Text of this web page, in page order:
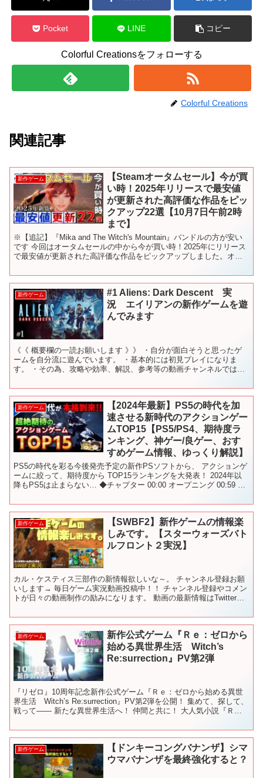
Pocket LINE コピー
Colorful Creationsをフォローする
Colorful Creations
関連記事
新作ゲーム
【Steamオータムセール】今が買
い時！2025年リリースで最安値
が更新された高評価な作品をピッ
クアップ22選【10月7日午前2時
まで】
※【追記】『Mika and The Witch's Mountain』バンドルの方が安い
です 今回はオータムセールの中から今が買い時！2025年にリリース
で最安値が更新された高評価な作品をピックアップしました。オー
新作ゲーム
#1 Aliens: Dark Descent 実
況 エイリアンの新作ゲームを遊
んでみます
《《 概要欄の一読お願いします 》》 ・自分が面白そうと思ったゲ
ームを自分流に遊んでいます。 ・基本的には初見プレイになりま
す。 ・その為、攻略や効率、解説、参考等の動画チャンネルではあ
新作ゲーム
【2024年最新】PS5の時代を加
速させる新時代のアクションゲー
ムTOP15【PS5/PS4、期待度ラ
ンキング、神ゲー/良ゲー、おす
すめゲーム情報、ゆっくり解説】
PS5の時代を彩る今後発売予定の新作PSソフトから、 アクションゲ
ームに絞って、期待度から TOP15ランキングを大発表！ 2024年以
降もPS5は止まらない… ◆チャプター 00:00 オープニング 00:59 15
新作ゲーム
【SWBF2】新作ゲームの情報楽
しみです。【スターウォーズバト
ルフロント２実況】
カル・ケスティス三部作の新情報欲しいな～。 チャンネル登録お願
いします→ 毎日ゲーム実況動画投稿中！！ チャンネル登録やコメン
トが日々の動画制作の励みになります。 動画の最新情報はTwitterを
新作ゲーム
新作公式ゲーム『Ｒｅ：ゼロから
始める異世界生活 Witch’s
Re:surrection』PV第2弾
『リゼロ』10周年記念新作公式ゲーム『Ｒｅ：ゼロから始める異世
界生活 Witch’s Re:surrection』PV第2弾を公開！ 集めて、探して、
戦って―― 新たな異世界生活へ！ 仲間と共に！ 大人気小説『Ｒ
新作ゲーム
【ドンキーコングバナンザ】シマ
ウマバナンザを最終強化すると？